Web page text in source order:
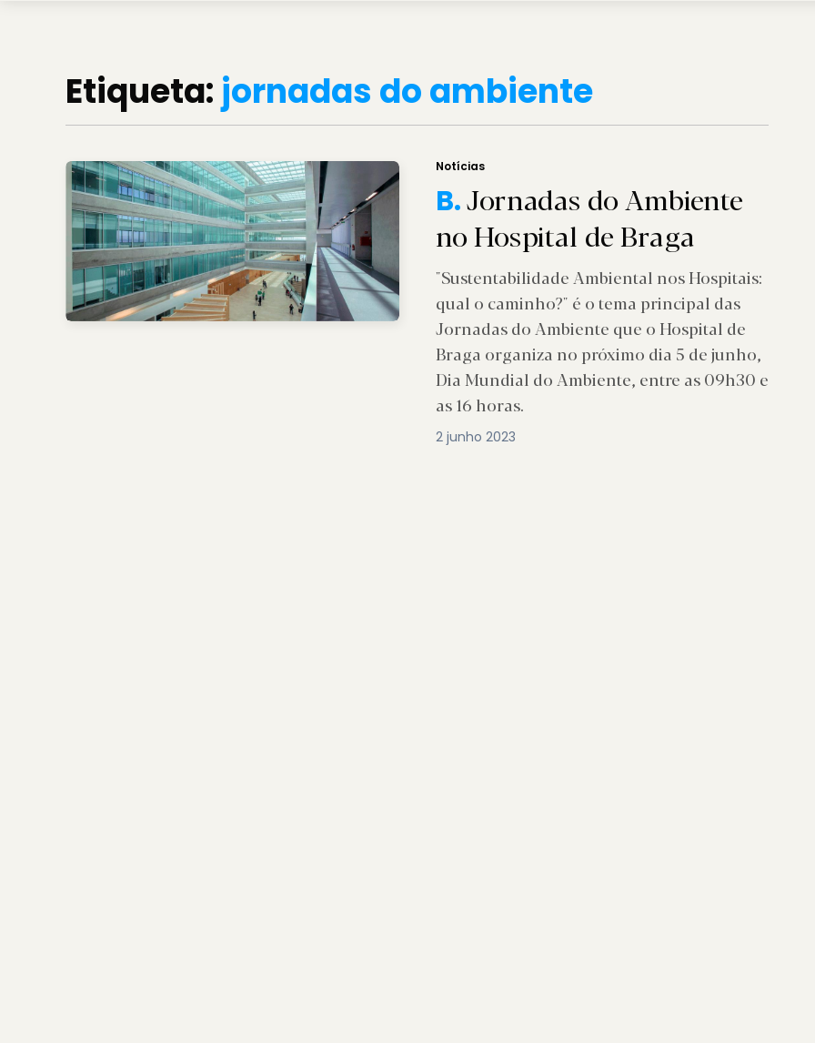
Etiqueta: jornadas do ambiente
Notícias
B.Jornadas do Ambiente
no Hospital de Braga
"Sustentabilidade Ambiental nos Hospitais:
qual o caminho?" é o tema principal das
Jornadas do Ambiente que o Hospital de
Braga organiza no próximo dia 5 de junho,
Dia Mundial do Ambiente, entre as 09h30 e
as 16 horas.
2 junho 2023